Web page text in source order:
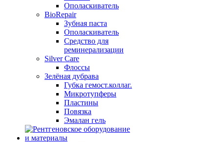
Ополаскиватель
BioRepair
Зубная паста
Ополаскиватель
Средство для
реминерализации
Silver Care
Флоссы
Зелёная дубрава
Губка гемост.коллаг.
Микротупферы
Пластины
Повязка
Эмалан гель